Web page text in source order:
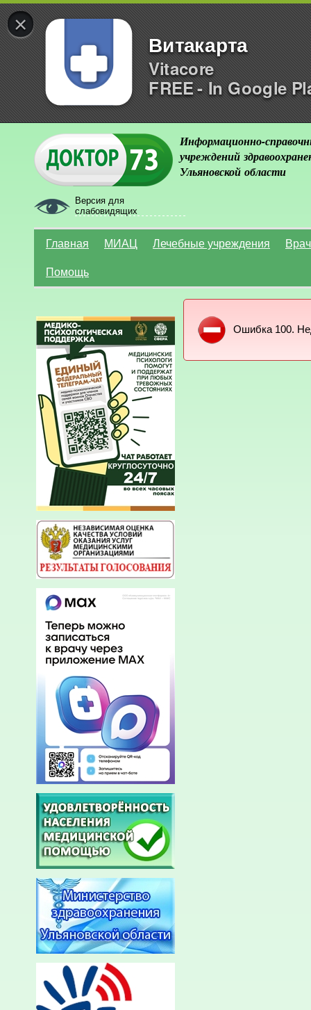
×
Витакарта
Vitacore
FREE - In Google
Версия для
слабовидящих
Информационно-
учреждений
Ульяновской области
Главная МИАЦ Лечебные учреждения
Помощь
Ошибка 100.